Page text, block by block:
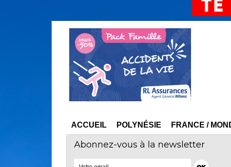
ACCUEIL POLYNÉSIE FRANCE /
Abonnez-vous à la newsletter